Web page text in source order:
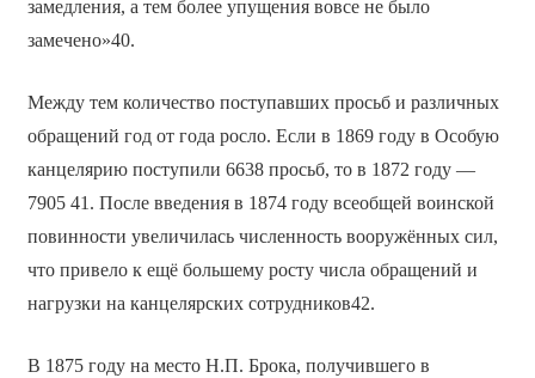
замедления, а тем более упущения вовсе не было
замечено»40.
Между тем количество поступавших просьб и различных
обращений год от года росло. Если в 1869 году в Особую
канцелярию поступили 6638 просьб, то в 1872 году —
7905 41. После введения в 1874 году всеобщей воинской
повинности увеличилась численность вооружённых сил,
что привело к ещё большему росту числа обращений и
нагрузки на канцелярских сотрудников42.
В 1875 году на место Н.П. Брока, получившего в